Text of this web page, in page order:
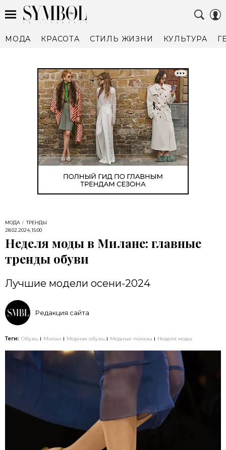
МОДА КРАСОТА СТИЛЬ ЖИЗНИ КУЛЬТУРА
МОДА
ТРЕНДЫ
28.02.2024, 15:00
Неделя моды в Милане: главные
тренды обуви
Лучшие модели осени-2024
Редакция сайта
Теги: Обувь Милан Модная обувь Модные показы Неделя моды